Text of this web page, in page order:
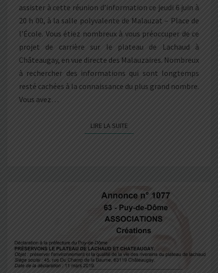
assister à cette réunion d’information ce jeudi 6 juin à
20 h 00, à la salle polyvalente de Malauzat – Place de
l’École. Vous étiez nombreux à vous préoccuper de ce
projet de carrière sur le plateau de Lachaud à
Châteaugay, en vue directe des Malauzaires. Nombreux
à rechercher des informations qui sont longtemps
resté cachées à la connaissance du plus grand nombre.
Vous avez…
LIRE LA SUITELIRE LA SUITE